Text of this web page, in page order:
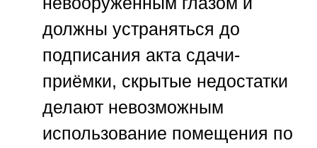
должны устраняться до
подписания акта сдачи-
приёмки, скрытые недостатки
делают невозможным
использование помещения по